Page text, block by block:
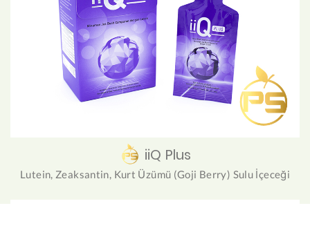
iiQ Plus
Lutein, Zeaksantin, Kurt Üzümü (Goji Berry) Sulu İçeceği